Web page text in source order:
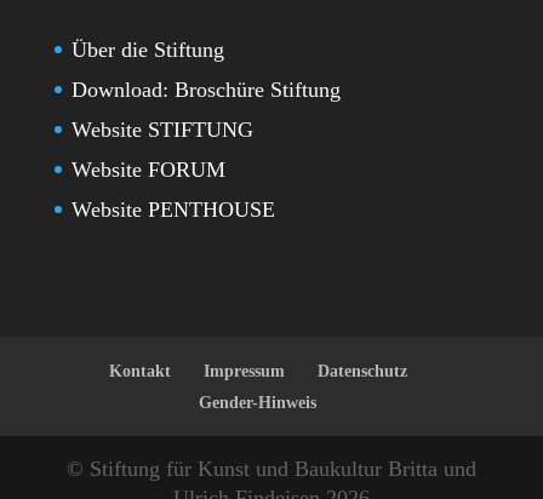
Über die Stiftung
Download: Broschüre Stiftung
Website STIFTUNG
Website FORUM
Website PENTHOUSE
Kontakt Impressum
Datenschutz
Gender-Hinweis
© Stiftung für Kunst und Baukultur Britta und